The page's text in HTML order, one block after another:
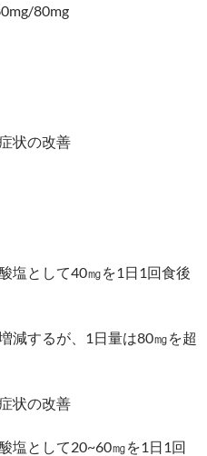
80mg
状の改善
塩として40㎎を1日1回食後
減するが、1日量は80㎎を超
状の改善
塩として20~60㎎を1日1回